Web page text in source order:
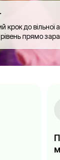
до вільної
прямо